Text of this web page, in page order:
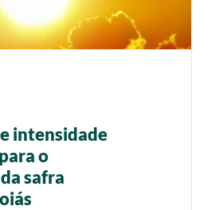
intensidade
o
safra